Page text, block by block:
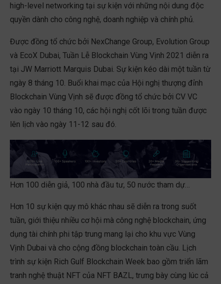
high-level networking tại sự kiện với những nội dung độc
quyền dành cho công nghệ, doanh nghiệp và chính phủ.
Được đồng tổ chức bởi NexChange Group, Evolution Group
và EcoX Dubai, Tuần Lễ Blockchain Vùng Vịnh 2021 diễn ra
tại JW Marriott Marquis Dubai. Sự kiện kéo dài một tuần từ
ngày 8 tháng 10. Buổi khai mạc của Hội nghị thượng đỉnh
Blockchain Vùng Vịnh sẽ được đồng tổ chức bởi CV VC
vào ngày 10 tháng 10, các hội nghị cốt lõi trong tuần được
lên lịch vào ngày 11-12 sau đó.
Hơn 100 diễn giả, 100 nhà đầu tư, 50 nước tham dự…
Hơn 10 sự kiện quy mô khác nhau sẽ diễn ra trong suốt
tuần, giới thiệu nhiều cơ hội mà công nghệ blockchain, ứng
dụng tài chính phi tập trung mang lại cho khu vực Vùng
Vịnh Dubai và cho cộng đồng blockchain toàn cầu. Lịch
trình sự kiện Rich Gulf Blockchain Week bao gồm triển lãm
tranh nghệ thuật NFT của NFT BAZL, trưng bày cùng lúc cả